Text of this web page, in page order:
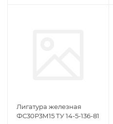
Лигатура железная
ФС30Р3М15 ТУ 14-5-136-81